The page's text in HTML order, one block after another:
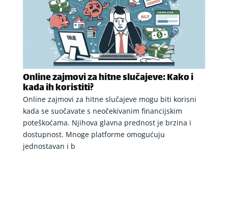
Online zajmovi za hitne slučajeve: Kako i
kada ih koristiti?
Online zajmovi za hitne slučajeve mogu biti korisni
kada se suočavate s neočekivanim financijskim
poteškoćama. Njihova glavna prednost je brzina i
dostupnost. Mnoge platforme omogućuju
jednostavan i b